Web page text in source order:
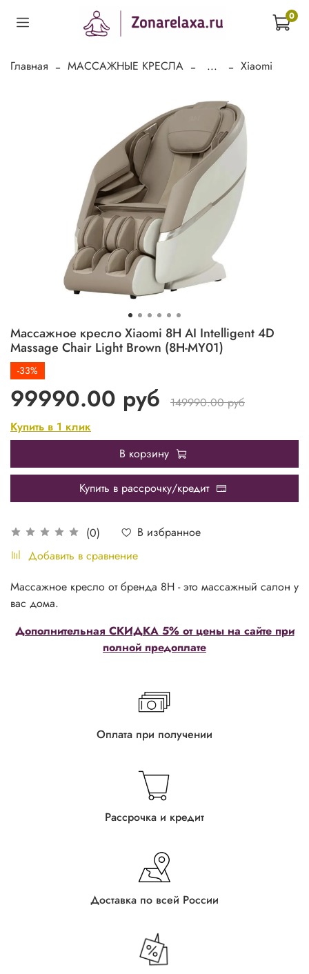
0
Главная МАССАЖНЫЕ КРЕСЛА ... Xiaomi
Массажное кресло Xiaomi 8H AI Intelligent 4D
Massage Chair Light Brown (8H-MY01)
(0)
В избранное
Добавить в сравнение
-33%
99990.00 руб
149990.00 руб
Купить в 1 клик
В корзину
Купить в рассрочку/кредит
Дополнительная СКИДКА 5% от цены на сайте при
полной предоплате
Массажное кресло от бренда 8Н - это массажный салон у
вас дома.
Оплата при получении
Рассрочка и кредит
Доставка по всей России